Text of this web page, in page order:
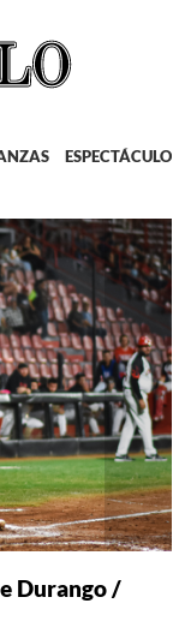
ESPECTÁCULOS
Durango /